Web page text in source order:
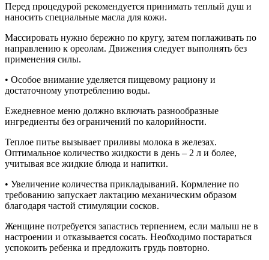
Перед процедурой рекомендуется принимать теплый душ и
наносить специальные масла для кожи.
Массировать нужно бережно по кругу, затем поглаживать по
направлению к ореолам. Движения следует выполнять без
применения силы.
• Особое внимание уделяется пищевому рациону и
достаточному употреблению воды.
Ежедневное меню должно включать разнообразные
ингредиенты без ограничений по калорийности.
Теплое питье вызывает приливы молока в железах.
Оптимальное количество жидкости в день – 2 л и более,
учитывая все жидкие блюда и напитки.
• Увеличение количества прикладываний. Кормление по
требованию запускает лактацию механическим образом
благодаря частой стимуляции сосков.
Женщине потребуется запастись терпением, если малыш не в
настроении и отказывается сосать. Необходимо постараться
успокоить ребенка и предложить грудь повторно.